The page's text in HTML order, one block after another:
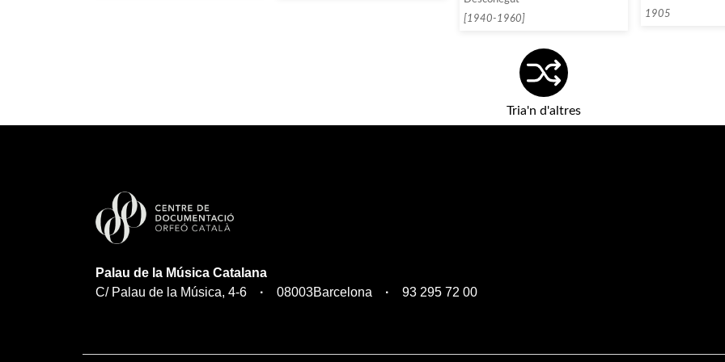
[1940-1960]
1905
Tria'n d'altres
Palau de la Música Catalana
C/ Palau de la Música, 4-6
08003Barcelona 93 295 72 00